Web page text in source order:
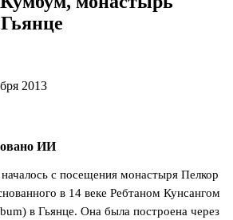
2013
ИИ
с посещения монастыря Пелкор
в 14 веке Ребтаном Кунсангом
в Гьянце. Она была построена через